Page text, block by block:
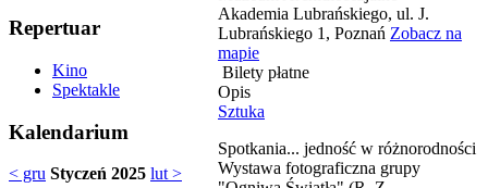
Repertuar
Kino
Spektakle
Kalendarium
< gru Styczeń 2025 lut >
Akademia Lubrańskiego, ul. J.
Lubrańskiego 1, Poznań Zobacz na
mapie
Bilety płatne
Opis
Sztuka
Spotkania... jedność w różnorodności
Wystawa fotograficzna grupy